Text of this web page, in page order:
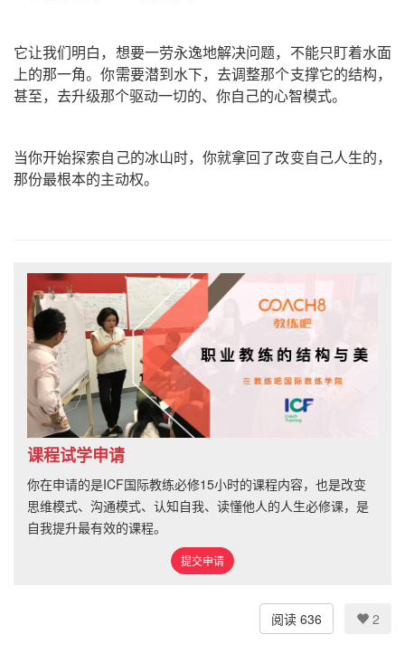
它让我们明白，想要一劳永逸地解决问题，不能只盯着水面
上的那一角。你需要潜到水下，去调整那个支撑它的结构，
甚至，去升级那个驱动一切的、你自己的心智模式。
当你开始探索自己的冰山时，你就拿回了改变自己人生的，
那份最根本的主动权。
课程试学申请
你在申请的是ICF国际教练必修15小时的课程内容，也是改变
思维模式、沟通模式、认知自我、读懂他人的人生必修课，是
自我提升最有效的课程。
提交申请
阅读 636 2